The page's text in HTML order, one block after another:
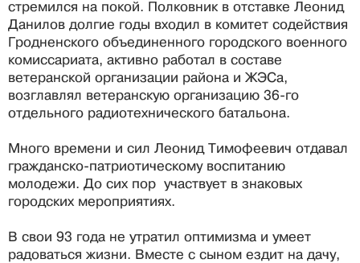
стремился на покой. Полковник в отставке Леонид
Данилов долгие годы входил в комитет содействия
Гродненского объединенного городского военного
комиссариата, активно работал в составе
ветеранской организации района и ЖЭСа,
возглавлял ветеранскую организацию 36-го
отдельного радиотехнического батальона.
Много времени и сил Леонид Тимофеевич отдавал
гражданско-патриотическому воспитанию
молодежи. До сих пор участвует в знаковых
городских мероприятиях.
В свои 93 года не утратил оптимизма и умеет
радоваться жизни. Вместе с сыном ездит на дачу,